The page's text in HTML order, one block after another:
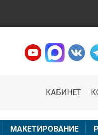
КАБИНЕТ
МАКЕТИРОВАНИЕ
×